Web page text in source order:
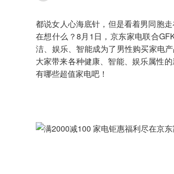
都说女人心海底针，但是看着男同胞
在想什么？8月1日，京东家电联合
洁、娱乐、智能成为了男性购买家电
大家带来各种健康、智能、娱乐属性
有哪些超值家电吧！